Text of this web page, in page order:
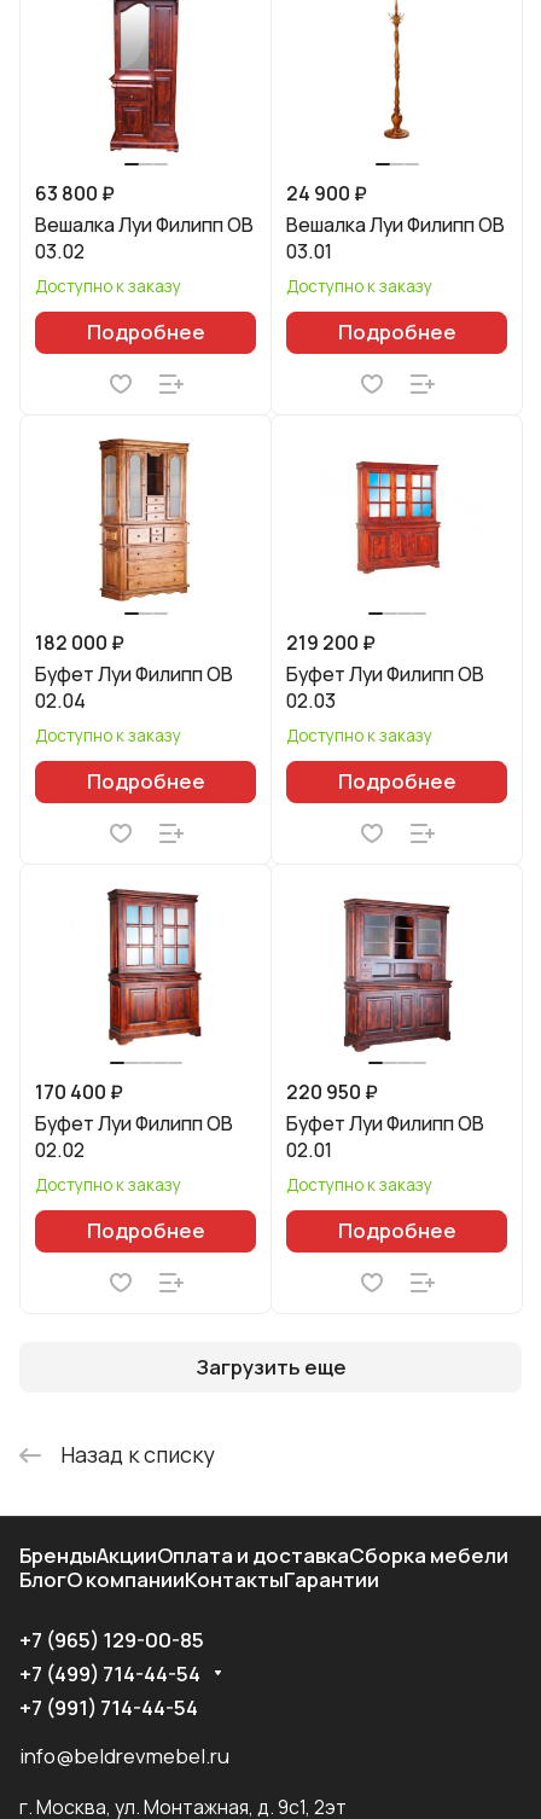
63 800 ₽
Вешалка Луи Филипп ОВ
03.02
Доступно к заказу
Подробнее
24 900 ₽
Вешалка Луи Филипп ОВ
03.01
Доступно к заказу
Подробнее
182 000 ₽
Буфет Луи Филипп ОВ
02.04
Доступно к заказу
Подробнее
219 200 ₽
Буфет Луи Филипп ОВ
02.03
Доступно к заказу
Подробнее
170 400 ₽
Буфет Луи Филипп ОВ
02.02
Доступно к заказу
Подробнее
220 950 ₽
Буфет Луи Филипп ОВ
02.01
Доступно к заказу
Подробнее
Загрузить еще
Назад к списку
БрендыАкцииОплата и доставкаСборка мебели
БлогО компанииКонтактыГарантии
+7 (965) 129-00-85
+7 (499) 714-44-54
+7 (991) 714-44-54
info@beldrevmebel.ru
г. Москва, ул. Монтажная, д. 9с1, 2эт